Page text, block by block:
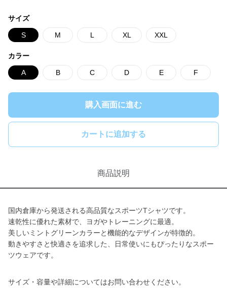
サイズ
S M L XL XXL
カラー
A B C D E F
購入画面に進む
カートに追加する
商品説明
国内倉庫から発送される高品質なスポーツTシャツです。
速乾性に優れた素材で、ヨガやトレーニングに最適。
美しいミントグリーンカラーと機能的なデザインが特徴的。
動きやすさと快適さを追求した、日常使いにもぴったりなスポー
ツウェアです。
サイズ・容量や詳細についてはお問い合わせください。